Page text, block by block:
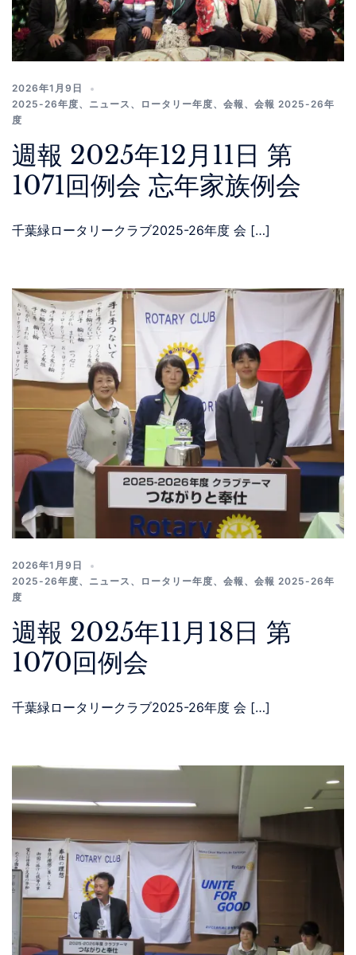
2026年1月9日
2025-26年度、 ニュース 、 ロータリー年度、 会報 、 会報 2025-26年
度
週報 2025年12月11日 第
1071回例会 忘年家族例会
千葉緑ロータリークラブ2025-26年度 会 […]
2026年1月9日
2025-26年度、 ニュース 、 ロータリー年度、 会報 、 会報 2025-26年
度
週報 2025年11月18日 第
1070回例会
千葉緑ロータリークラブ2025-26年度 会 […]